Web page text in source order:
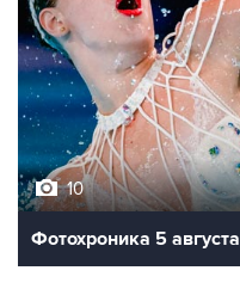
10
Фотохроника 5 августа